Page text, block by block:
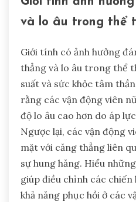
và lo âu trong thể
Giới tính có ảnh hưởng
thẳng và lo âu trong thể
suất và sức khỏe tâm
rằng các vận động viên
độ lo âu cao hơn do áp
Ngược lại, các vận động
mặt với căng thẳng liên
sự hung hăng. Hiểu
giúp điều chỉnh các
khả năng phục hồi ở các